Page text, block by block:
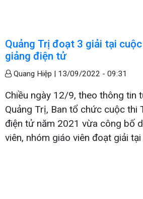
Quảng Trị đoạt 3 giải tại
giảng điện tử
Quang Hiệp | 13/09/2022 - 09:31
Chiều ngày 12/9, theo thông tin
Quảng Trị, Ban tổ chức cuộc thi
điện tử năm 2021 vừa công bố
viên, nhóm giáo viên đoạt giải